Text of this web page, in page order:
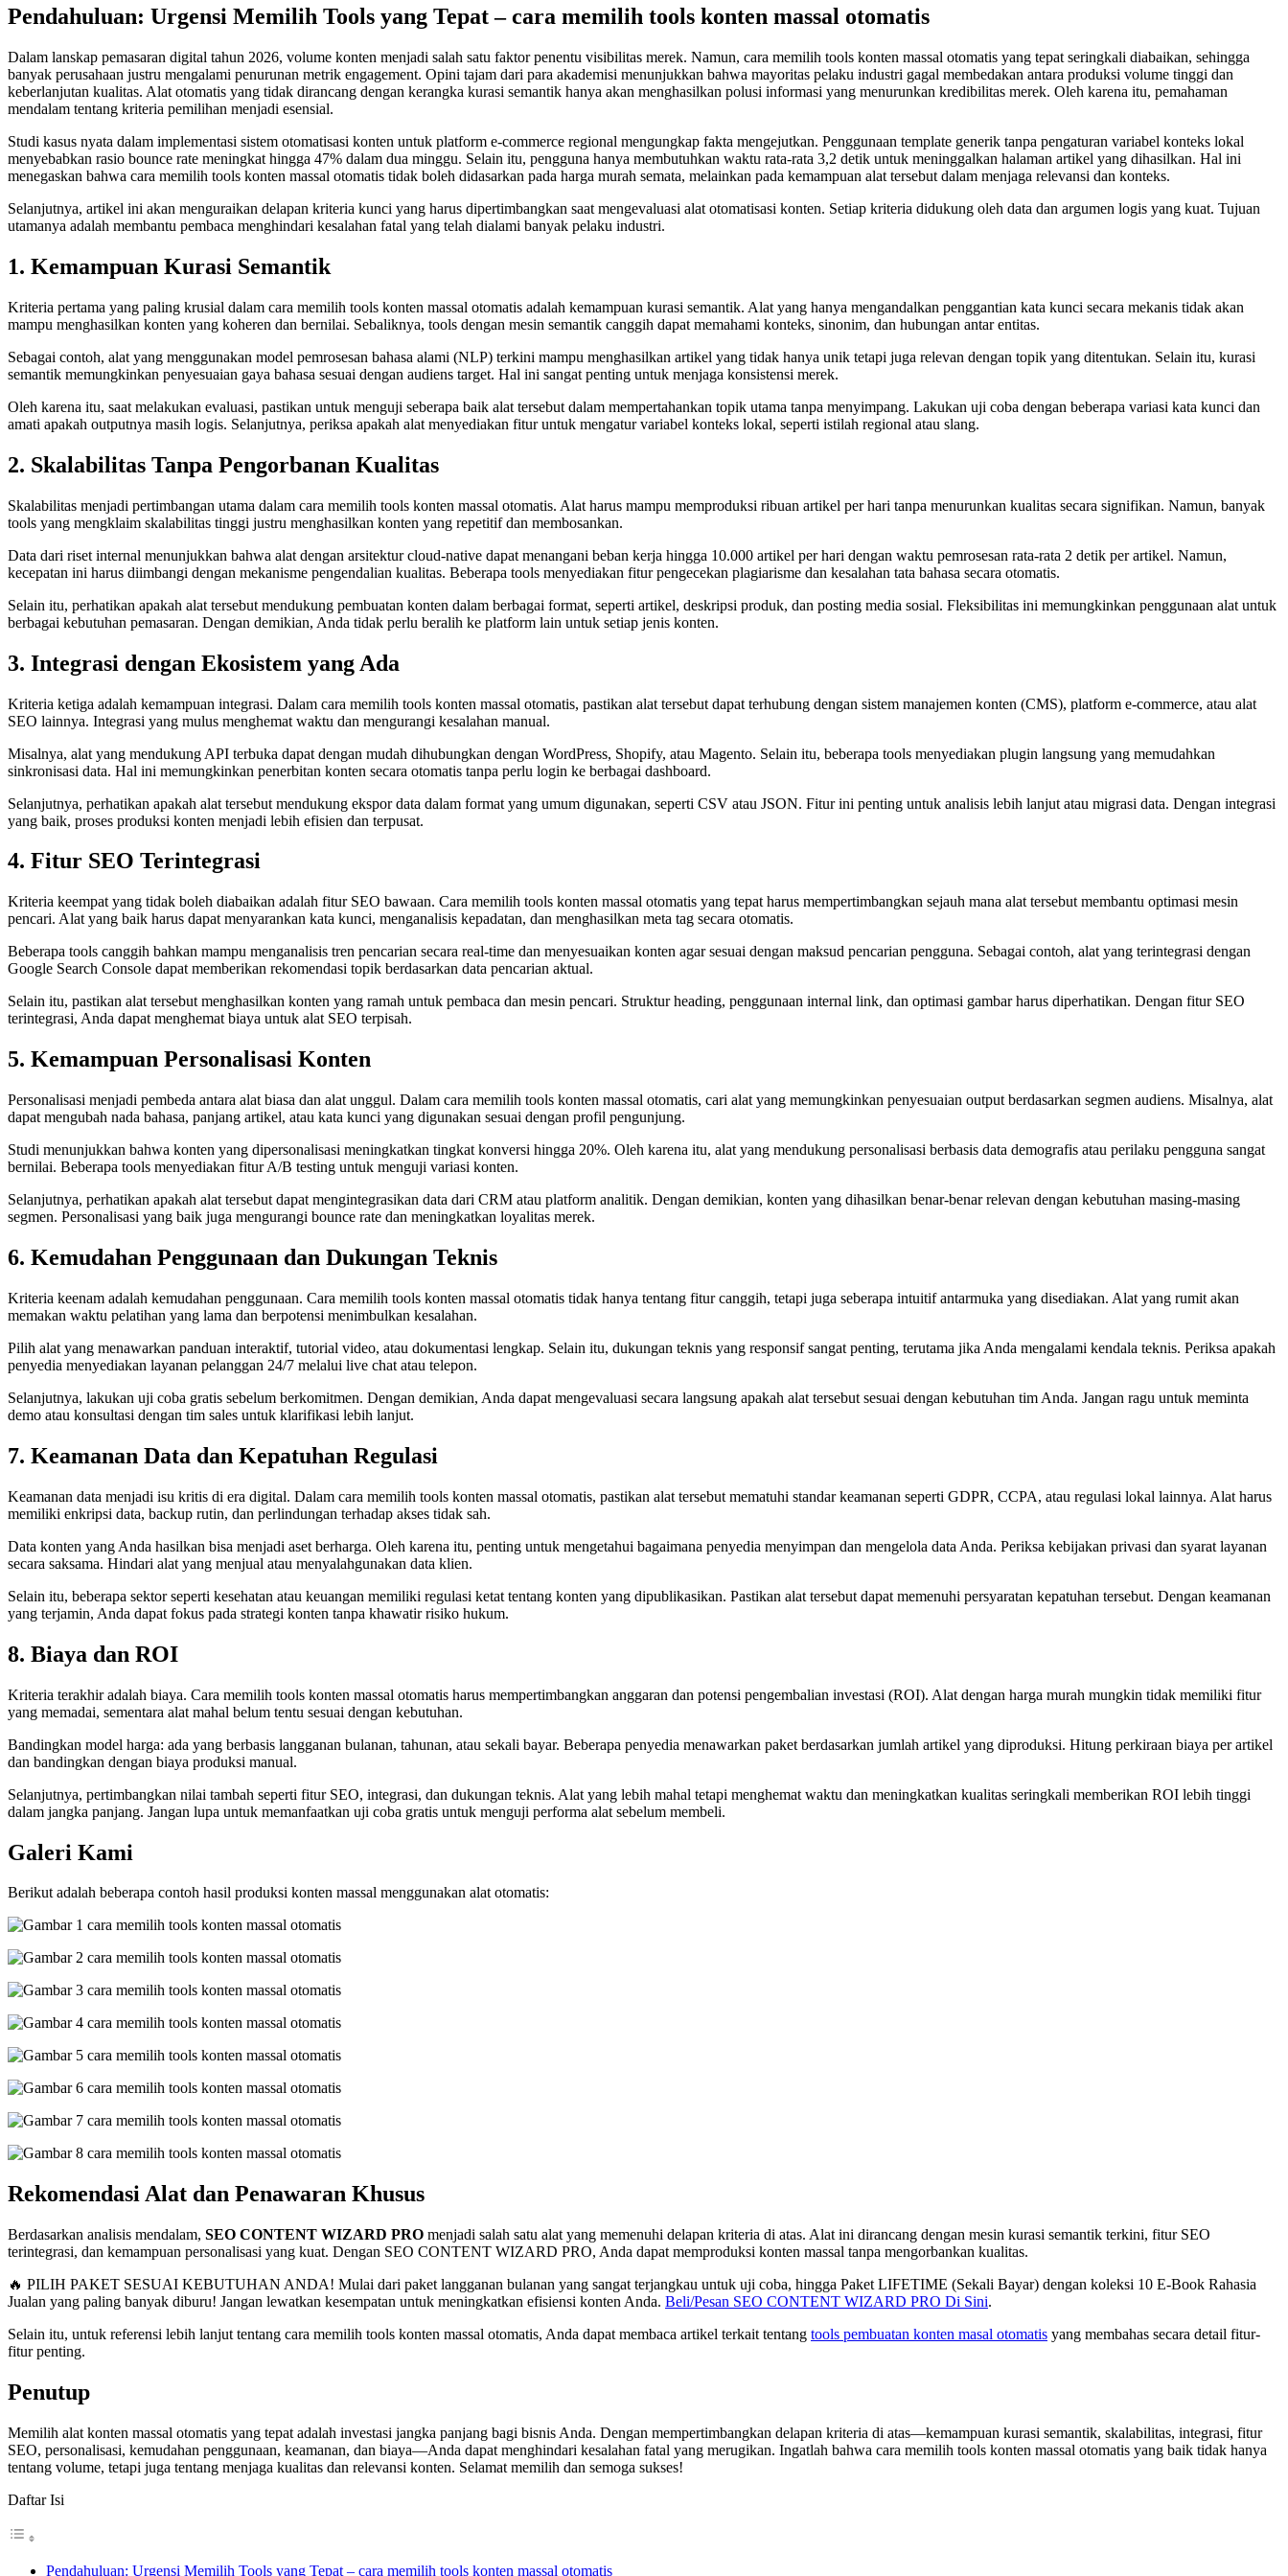
Pendahuluan: Urgensi Memilih Tools yang Tepat – cara memilih tools konten massal otomatis
Dalam lanskap pemasaran digital tahun 2026, volume konten menjadi salah satu faktor penentu visibilitas merek. Namun, cara memilih tools konten massal otomatis yang tepat seringkali diabaikan, sehingga
banyak perusahaan justru mengalami penurunan metrik engagement. Opini tajam dari para akademisi menunjukkan bahwa mayoritas pelaku industri gagal membedakan antara produksi volume tinggi dan
keberlanjutan kualitas. Alat otomatis yang tidak dirancang dengan kerangka kurasi semantik hanya akan menghasilkan polusi informasi yang menurunkan kredibilitas merek. Oleh karena itu, pemahaman
mendalam tentang kriteria pemilihan menjadi esensial.
Studi kasus nyata dalam implementasi sistem otomatisasi konten untuk platform e-commerce regional mengungkap fakta mengejutkan. Penggunaan template generik tanpa pengaturan variabel konteks lokal
menyebabkan rasio bounce rate meningkat hingga 47% dalam dua minggu. Selain itu, pengguna hanya membutuhkan waktu rata-rata 3,2 detik untuk meninggalkan halaman artikel yang dihasilkan. Hal ini
menegaskan bahwa cara memilih tools konten massal otomatis tidak boleh didasarkan pada harga murah semata, melainkan pada kemampuan alat tersebut dalam menjaga relevansi dan konteks.
Selanjutnya, artikel ini akan menguraikan delapan kriteria kunci yang harus dipertimbangkan saat mengevaluasi alat otomatisasi konten. Setiap kriteria didukung oleh data dan argumen logis yang kuat. Tujuan
utamanya adalah membantu pembaca menghindari kesalahan fatal yang telah dialami banyak pelaku industri.
1. Kemampuan Kurasi Semantik
Kriteria pertama yang paling krusial dalam cara memilih tools konten massal otomatis adalah kemampuan kurasi semantik. Alat yang hanya mengandalkan penggantian kata kunci secara mekanis tidak akan
mampu menghasilkan konten yang koheren dan bernilai. Sebaliknya, tools dengan mesin semantik canggih dapat memahami konteks, sinonim, dan hubungan antar entitas.
Sebagai contoh, alat yang menggunakan model pemrosesan bahasa alami (NLP) terkini mampu menghasilkan artikel yang tidak hanya unik tetapi juga relevan dengan topik yang ditentukan. Selain itu, kurasi
semantik memungkinkan penyesuaian gaya bahasa sesuai dengan audiens target. Hal ini sangat penting untuk menjaga konsistensi merek.
Oleh karena itu, saat melakukan evaluasi, pastikan untuk menguji seberapa baik alat tersebut dalam mempertahankan topik utama tanpa menyimpang. Lakukan uji coba dengan beberapa variasi kata kunci dan
amati apakah outputnya masih logis. Selanjutnya, periksa apakah alat menyediakan fitur untuk mengatur variabel konteks lokal, seperti istilah regional atau slang.
2. Skalabilitas Tanpa Pengorbanan Kualitas
Skalabilitas menjadi pertimbangan utama dalam cara memilih tools konten massal otomatis. Alat harus mampu memproduksi ribuan artikel per hari tanpa menurunkan kualitas secara signifikan. Namun, banyak
tools yang mengklaim skalabilitas tinggi justru menghasilkan konten yang repetitif dan membosankan.
Data dari riset internal menunjukkan bahwa alat dengan arsitektur cloud-native dapat menangani beban kerja hingga 10.000 artikel per hari dengan waktu pemrosesan rata-rata 2 detik per artikel. Namun,
kecepatan ini harus diimbangi dengan mekanisme pengendalian kualitas. Beberapa tools menyediakan fitur pengecekan plagiarisme dan kesalahan tata bahasa secara otomatis.
Selain itu, perhatikan apakah alat tersebut mendukung pembuatan konten dalam berbagai format, seperti artikel, deskripsi produk, dan posting media sosial. Fleksibilitas ini memungkinkan penggunaan alat untuk
berbagai kebutuhan pemasaran. Dengan demikian, Anda tidak perlu beralih ke platform lain untuk setiap jenis konten.
3. Integrasi dengan Ekosistem yang Ada
Kriteria ketiga adalah kemampuan integrasi. Dalam cara memilih tools konten massal otomatis, pastikan alat tersebut dapat terhubung dengan sistem manajemen konten (CMS), platform e-commerce, atau alat
SEO lainnya. Integrasi yang mulus menghemat waktu dan mengurangi kesalahan manual.
Misalnya, alat yang mendukung API terbuka dapat dengan mudah dihubungkan dengan WordPress, Shopify, atau Magento. Selain itu, beberapa tools menyediakan plugin langsung yang memudahkan
sinkronisasi data. Hal ini memungkinkan penerbitan konten secara otomatis tanpa perlu login ke berbagai dashboard.
Selanjutnya, perhatikan apakah alat tersebut mendukung ekspor data dalam format yang umum digunakan, seperti CSV atau JSON. Fitur ini penting untuk analisis lebih lanjut atau migrasi data. Dengan integrasi
yang baik, proses produksi konten menjadi lebih efisien dan terpusat.
4. Fitur SEO Terintegrasi
Kriteria keempat yang tidak boleh diabaikan adalah fitur SEO bawaan. Cara memilih tools konten massal otomatis yang tepat harus mempertimbangkan sejauh mana alat tersebut membantu optimasi mesin
pencari. Alat yang baik harus dapat menyarankan kata kunci, menganalisis kepadatan, dan menghasilkan meta tag secara otomatis.
Beberapa tools canggih bahkan mampu menganalisis tren pencarian secara real-time dan menyesuaikan konten agar sesuai dengan maksud pencarian pengguna. Sebagai contoh, alat yang terintegrasi dengan
Google Search Console dapat memberikan rekomendasi topik berdasarkan data pencarian aktual.
Selain itu, pastikan alat tersebut menghasilkan konten yang ramah untuk pembaca dan mesin pencari. Struktur heading, penggunaan internal link, dan optimasi gambar harus diperhatikan. Dengan fitur SEO
terintegrasi, Anda dapat menghemat biaya untuk alat SEO terpisah.
5. Kemampuan Personalisasi Konten
Personalisasi menjadi pembeda antara alat biasa dan alat unggul. Dalam cara memilih tools konten massal otomatis, cari alat yang memungkinkan penyesuaian output berdasarkan segmen audiens. Misalnya, alat
dapat mengubah nada bahasa, panjang artikel, atau kata kunci yang digunakan sesuai dengan profil pengunjung.
Studi menunjukkan bahwa konten yang dipersonalisasi meningkatkan tingkat konversi hingga 20%. Oleh karena itu, alat yang mendukung personalisasi berbasis data demografis atau perilaku pengguna sangat
bernilai. Beberapa tools menyediakan fitur A/B testing untuk menguji variasi konten.
Selanjutnya, perhatikan apakah alat tersebut dapat mengintegrasikan data dari CRM atau platform analitik. Dengan demikian, konten yang dihasilkan benar-benar relevan dengan kebutuhan masing-masing
segmen. Personalisasi yang baik juga mengurangi bounce rate dan meningkatkan loyalitas merek.
6. Kemudahan Penggunaan dan Dukungan Teknis
Kriteria keenam adalah kemudahan penggunaan. Cara memilih tools konten massal otomatis tidak hanya tentang fitur canggih, tetapi juga seberapa intuitif antarmuka yang disediakan. Alat yang rumit akan
memakan waktu pelatihan yang lama dan berpotensi menimbulkan kesalahan.
Pilih alat yang menawarkan panduan interaktif, tutorial video, atau dokumentasi lengkap. Selain itu, dukungan teknis yang responsif sangat penting, terutama jika Anda mengalami kendala teknis. Periksa apakah
penyedia menyediakan layanan pelanggan 24/7 melalui live chat atau telepon.
Selanjutnya, lakukan uji coba gratis sebelum berkomitmen. Dengan demikian, Anda dapat mengevaluasi secara langsung apakah alat tersebut sesuai dengan kebutuhan tim Anda. Jangan ragu untuk meminta
demo atau konsultasi dengan tim sales untuk klarifikasi lebih lanjut.
7. Keamanan Data dan Kepatuhan Regulasi
Keamanan data menjadi isu kritis di era digital. Dalam cara memilih tools konten massal otomatis, pastikan alat tersebut mematuhi standar keamanan seperti GDPR, CCPA, atau regulasi lokal lainnya. Alat harus
memiliki enkripsi data, backup rutin, dan perlindungan terhadap akses tidak sah.
Data konten yang Anda hasilkan bisa menjadi aset berharga. Oleh karena itu, penting untuk mengetahui bagaimana penyedia menyimpan dan mengelola data Anda. Periksa kebijakan privasi dan syarat layanan
secara saksama. Hindari alat yang menjual atau menyalahgunakan data klien.
Selain itu, beberapa sektor seperti kesehatan atau keuangan memiliki regulasi ketat tentang konten yang dipublikasikan. Pastikan alat tersebut dapat memenuhi persyaratan kepatuhan tersebut. Dengan keamanan
yang terjamin, Anda dapat fokus pada strategi konten tanpa khawatir risiko hukum.
8. Biaya dan ROI
Kriteria terakhir adalah biaya. Cara memilih tools konten massal otomatis harus mempertimbangkan anggaran dan potensi pengembalian investasi (ROI). Alat dengan harga murah mungkin tidak memiliki fitur
yang memadai, sementara alat mahal belum tentu sesuai dengan kebutuhan.
Bandingkan model harga: ada yang berbasis langganan bulanan, tahunan, atau sekali bayar. Beberapa penyedia menawarkan paket berdasarkan jumlah artikel yang diproduksi. Hitung perkiraan biaya per artikel
dan bandingkan dengan biaya produksi manual.
Selanjutnya, pertimbangkan nilai tambah seperti fitur SEO, integrasi, dan dukungan teknis. Alat yang lebih mahal tetapi menghemat waktu dan meningkatkan kualitas seringkali memberikan ROI lebih tinggi
dalam jangka panjang. Jangan lupa untuk memanfaatkan uji coba gratis untuk menguji performa alat sebelum membeli.
Galeri Kami
Berikut adalah beberapa contoh hasil produksi konten massal menggunakan alat otomatis:
Rekomendasi Alat dan Penawaran Khusus
Berdasarkan analisis mendalam, SEO CONTENT WIZARD PRO menjadi salah satu alat yang memenuhi delapan kriteria di atas. Alat ini dirancang dengan mesin kurasi semantik terkini, fitur SEO
terintegrasi, dan kemampuan personalisasi yang kuat. Dengan SEO CONTENT WIZARD PRO, Anda dapat memproduksi konten massal tanpa mengorbankan kualitas.
🔥 PILIH PAKET SESUAI KEBUTUHAN ANDA! Mulai dari paket langganan bulanan yang sangat terjangkau untuk uji coba, hingga Paket LIFETIME (Sekali Bayar) dengan koleksi 10 E-Book Rahasia
Jualan yang paling banyak diburu! Jangan lewatkan kesempatan untuk meningkatkan efisiensi konten Anda. Beli/Pesan SEO CONTENT WIZARD PRO Di Sini.
Selain itu, untuk referensi lebih lanjut tentang cara memilih tools konten massal otomatis, Anda dapat membaca artikel terkait tentang tools pembuatan konten masal otomatis yang membahas secara detail fitur-
fitur penting.
Penutup
Memilih alat konten massal otomatis yang tepat adalah investasi jangka panjang bagi bisnis Anda. Dengan mempertimbangkan delapan kriteria di atas—kemampuan kurasi semantik, skalabilitas, integrasi, fitur
SEO, personalisasi, kemudahan penggunaan, keamanan, dan biaya—Anda dapat menghindari kesalahan fatal yang merugikan. Ingatlah bahwa cara memilih tools konten massal otomatis yang baik tidak hanya
tentang volume, tetapi juga tentang menjaga kualitas dan relevansi konten. Selamat memilih dan semoga sukses!
Daftar Isi
Pendahuluan: Urgensi Memilih Tools yang Tepat – cara memilih tools konten massal otomatis